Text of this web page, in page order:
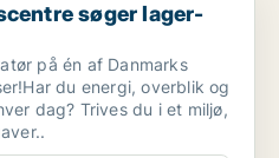
søger lager-
på én af Danmarks
du energi, overblik og
dag? Trives du i et miljø,